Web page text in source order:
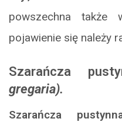
powszechna
pojawienie się należy
Szarańcza
gregaria).
Szarańcza